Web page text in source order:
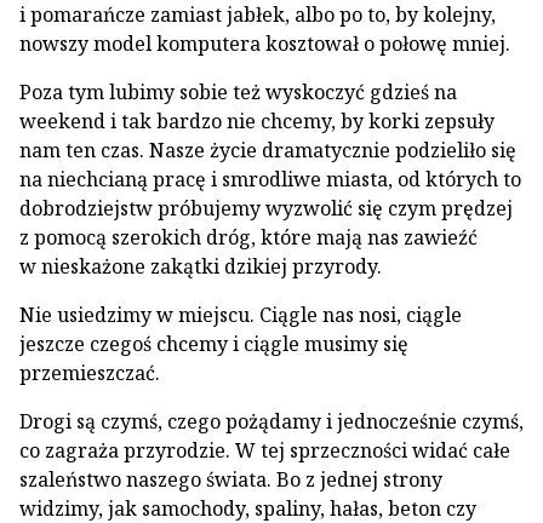
i pomarańcze zamiast jabłek, albo po to, by kolejny,
nowszy model komputera kosztował o połowę mniej.
Poza tym lubimy sobie też wyskoczyć gdzieś na
weekend i tak bardzo nie chcemy, by korki zepsuły
nam ten czas. Nasze życie dramatycznie podzieliło się
na niechcianą pracę i smrodliwe miasta, od których to
dobrodziejstw próbujemy wyzwolić się czym prędzej
z pomocą szerokich dróg, które mają nas zawieźć
w nieskażone zakątki dzikiej przyrody.
Nie usiedzimy w miejscu. Ciągle nas nosi, ciągle
jeszcze czegoś chcemy i ciągle musimy się
przemieszczać.
Drogi są czymś, czego pożądamy i jednocześnie czymś,
co zagraża przyrodzie. W tej sprzeczności widać całe
szaleństwo naszego świata. Bo z jednej strony
widzimy, jak samochody, spaliny, hałas, beton czy